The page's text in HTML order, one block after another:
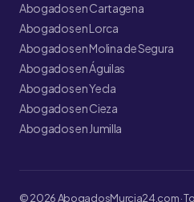
Abogados en Cartagena
Abogados en Lorca
Abogados en Molina de Segura
Abogados en Águilas
Abogados en Yecla
Abogados en Cieza
Abogados en Jumilla
© 2026 AbogadosMurcia24.com ·